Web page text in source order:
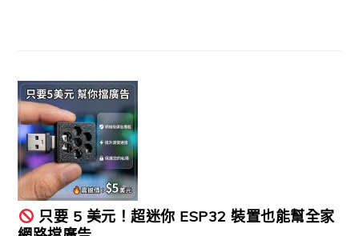
只要 5 美元！超迷你 ESP32 裝置也能幫全家